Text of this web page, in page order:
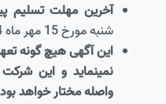
آخرین مهلت تسلیم
شنبه مورخ 15 مهر ماه 1404.
این آگهی هیچ گونه
نمی­نماید و این
واصله مختار خواهد